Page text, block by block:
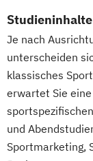
UX &
Studieninhalte
Je nach
unterscheiden
klassisches
erwartet Sie
und
Sportmarketing,